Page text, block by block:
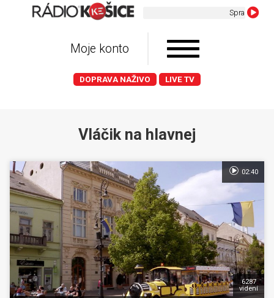
Spravy Radia
Moje konto
DOPRAVA NAŽIVO LIVE TV
Vláčik na hlavnej
6287
videní
02:40